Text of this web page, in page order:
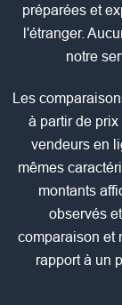
préparées et
l'étranger.
notre
Les
à partir de
vendeurs en
mêmes
montants
observés
comparaison et
rapport à un